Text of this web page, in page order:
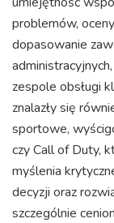
problemów,
dopasowanie
zespole obsługi
znalazły się
sportowe,
czy Call of Duty,
myślenia
decyzji oraz
szczególnie